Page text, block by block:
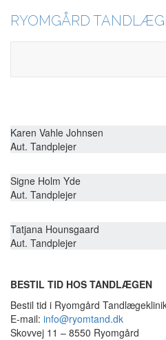
RYOMGÅRD
Karen Vahle Johnsen
Aut. Tandplejer
Signe Holm Yde
Aut. Tandplejer
Tatjana Hounsgaard
Aut. Tandplejer
BESTIL TID HOS TANDLÆGEN
Bestil tid i Ryomgård
E-mail: info@ryomtand.dk
Skovvej 11 – 8550 Ryomgård